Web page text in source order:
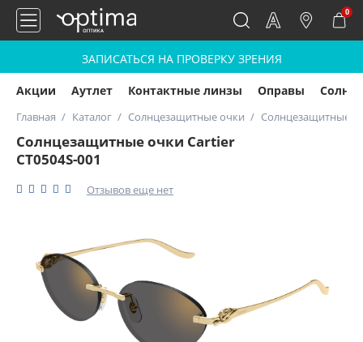
0
ЗАПИСАТЬСЯ НА ПРОВЕРКУ ЗРЕНИЯ
Акции Аутлет Контактные линзы Оправы
Главная Каталог Солнцезащитные очки Солнцезащитные
Солнцезащитные очки Cartier
CT0504S-001
Отзывов еще нет